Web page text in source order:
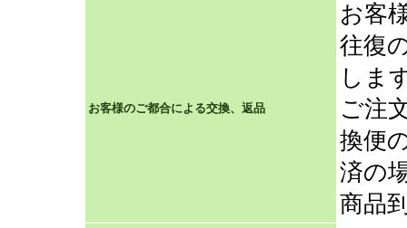
お客様のご都合による交換、返品
お客
往復
しま
ご注
換便
済の
商品